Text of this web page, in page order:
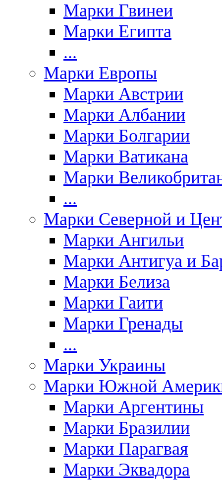
Марки Гвинеи
Марки Египта
...
Марки Европы
Марки Австрии
Марки Албании
Марки Болгарии
Марки Ватикана
Марки
...
Марки Северной и
Марки Ангильи
Марки Антигуа и
Марки Белиза
Марки Гаити
Марки Гренады
...
Марки Украины
Марки Южной
Марки Аргентины
Марки Бразилии
Марки Парагвая
Марки Эквадора